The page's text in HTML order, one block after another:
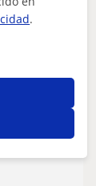
el...
.